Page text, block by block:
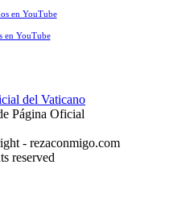
en YouTube
Página Oficial
- rezaconmigo.com
reserved